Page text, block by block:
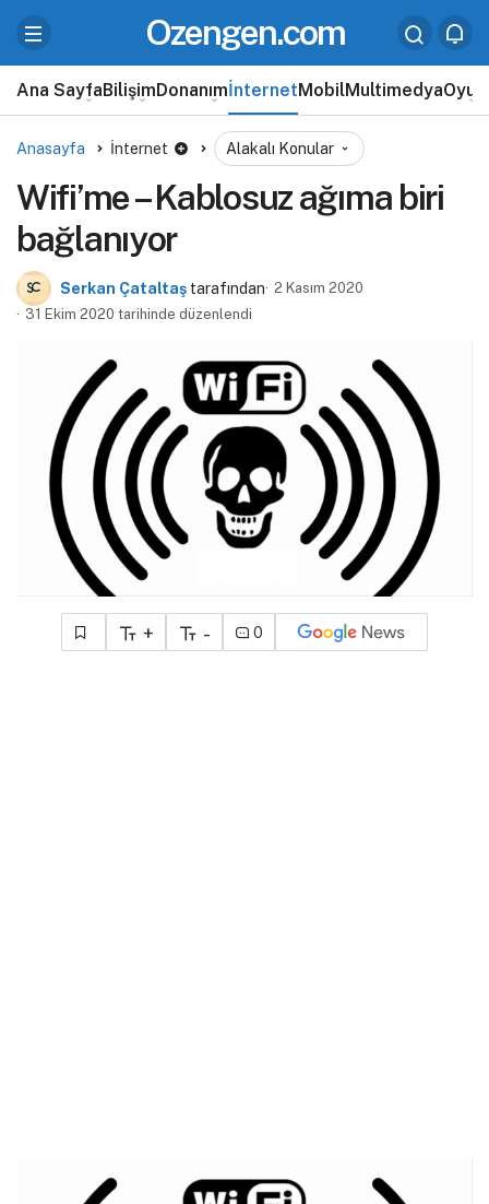
Ozengen.com
Ana SayfaBilişimDonanımİnternetMobilMultimedyaOyun
Anasayfa İnternet Alakalı Konular
Wifi’me – Kablosuz ağıma biri
bağlanıyor
Serkan Çataltaş tarafından 2 Kasım 2020
31 Ekim 2020 tarihinde düzenlendi
+ - 0